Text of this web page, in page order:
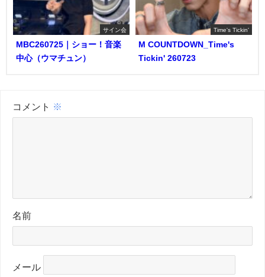
サイン会
MBC260725｜ショー！音楽
中心（ウマチュン）
Time's Tickin'
M COUNTDOWN_Time's
Tickin' 260723
コメント ※
名前
メール